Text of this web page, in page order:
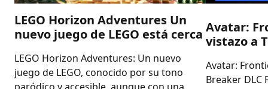
LEGO Horizon Adventures Un
nuevo juego de LEGO está cerca
LEGO Horizon Adventures: Un nuevo
juego de LEGO, conocido por su tono
Avatar:
vistazo a
Avatar:
Breaker DLC